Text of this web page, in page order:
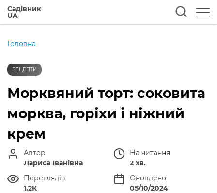
Садівник
UA
Головна
РЕЦЕПТИ
Морквяний торт: соковита
морква, горіхи і ніжний
крем
Автор
Лариса Іванівна
На читання
2 хв.
Переглядів
1.2К
Оновлено
05/10/2024